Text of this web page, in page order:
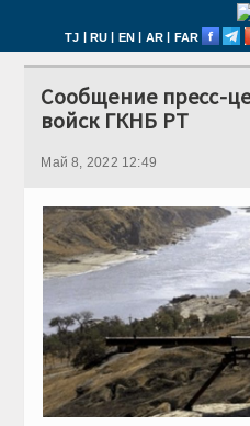
TJ | RU | EN | AR | FAR
Сообщение пресс-
войск ГКНБ РТ
Май 8, 2022 12:49